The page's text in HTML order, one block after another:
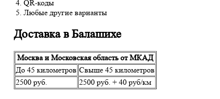
QR-коды
Любые другие варианты
Доставка в Балашихе
Москва и Московская область от МКАД
До 45 километров Свыше 45 километров
2500 руб.
2500 руб. + 40 руб/км